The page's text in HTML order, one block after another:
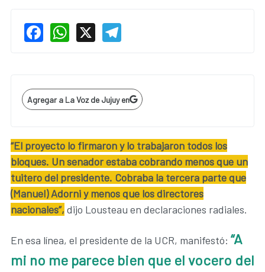
Facebook
WhatsApp
X
Agregar a La Voz de Jujuy en
“El proyecto lo firmaron y lo trabajaron todos los
bloques. Un senador estaba cobrando menos que un
tuitero del presidente. Cobraba la tercera parte que
(Manuel) Adorni y menos que los directores
nacionales”, dijo Lousteau en declaraciones radiales.
En esa línea, el presidente de la UCR, manifestó: “A
mi no me parece bien que el vocero del